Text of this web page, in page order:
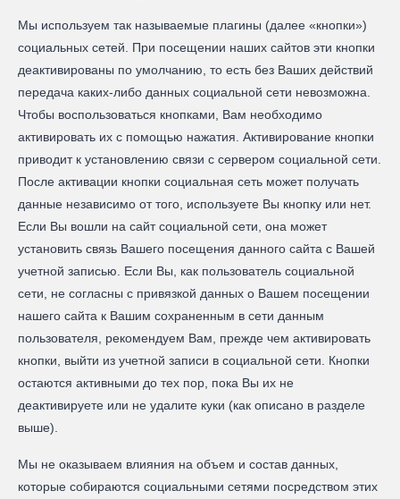
Мы используем так называемые плагины (далее «кнопки»)
социальных сетей. При посещении наших сайтов эти кнопки
деактивированы по умолчанию, то есть без Ваших действий
передача каких-либо данных социальной сети невозможна.
Чтобы воспользоваться кнопками, Вам необходимо
активировать их с помощью нажатия. Активирование кнопки
приводит к установлению связи с сервером социальной сети.
После активации кнопки социальная сеть может получать
данные независимо от того, используете Вы кнопку или нет.
Если Вы вошли на сайт социальной сети, она может
установить связь Вашего посещения данного сайта с Вашей
учетной записью. Если Вы, как пользователь социальной
сети, не согласны с привязкой данных о Вашем посещении
нашего сайта к Вашим сохраненным в сети данным
пользователя, рекомендуем Вам, прежде чем активировать
кнопки, выйти из учетной записи в социальной сети. Кнопки
остаются активными до тех пор, пока Вы их не
деактивируете или не удалите куки (как описано в разделе
выше).
Мы не оказываем влияния на объем и состав данных,
которые собираются социальными сетями посредством этих